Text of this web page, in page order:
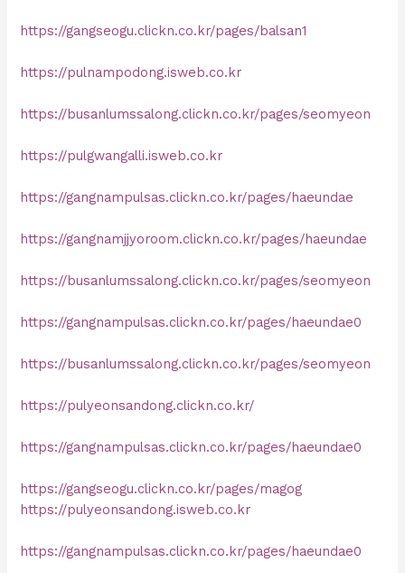
https://gangseogu.clickn.co.kr/pages/balsan1
https://pulnampodong.isweb.co.kr
https://busanlumssalong.clickn.co.kr/pages/seomyeon
https://pulgwangalli.isweb.co.kr
https://gangnampulsas.clickn.co.kr/pages/haeundae
https://gangnamjjyoroom.clickn.co.kr/pages/haeundae
https://busanlumssalong.clickn.co.kr/pages/seomyeon
https://gangnampulsas.clickn.co.kr/pages/haeundae0
https://busanlumssalong.clickn.co.kr/pages/seomyeon
https://pulyeonsandong.clickn.co.kr/
https://gangnampulsas.clickn.co.kr/pages/haeundae0
https://gangseogu.clickn.co.kr/pages/magog
https://pulyeonsandong.isweb.co.kr
https://gangnampulsas.clickn.co.kr/pages/haeundae0